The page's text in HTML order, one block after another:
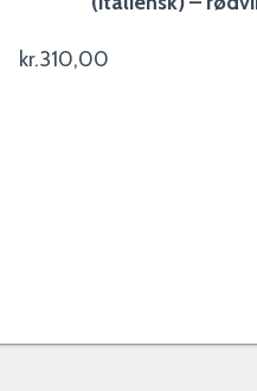
kr.310,00